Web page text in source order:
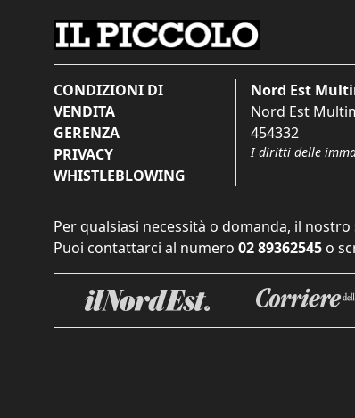
CONDIZIONI DI
VENDITA
GERENZA
PRIVACY
WHISTLEBLOWING
Nord Est
Nord Est
454332
I diritti delle
Per qualsiasi necessità o domanda, il
Puoi contattarci al numero 02 89362545 o